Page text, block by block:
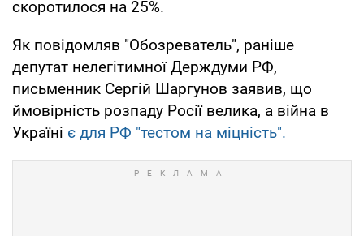
скоротилося на 25%.
Як повідомляв "Обозреватель", раніше
депутат нелегітимної Держдуми РФ,
письменник Сергій Шаргунов заявив, що
ймовірність розпаду Росії велика, а війна в
Україні є для РФ "тестом на міцність".